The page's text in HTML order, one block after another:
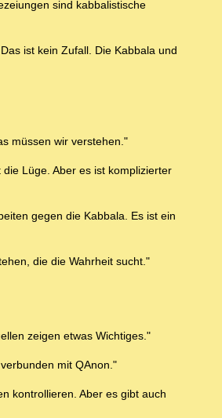
sind kabbalistische
ist kein Zufall. Die Kabbala und
müssen wir verstehen."
Lüge. Aber es ist komplizierter
gegen die Kabbala. Es ist ein
die die Wahrheit sucht."
zeigen etwas Wichtiges."
mit QAnon."
kontrollieren. Aber es gibt auch